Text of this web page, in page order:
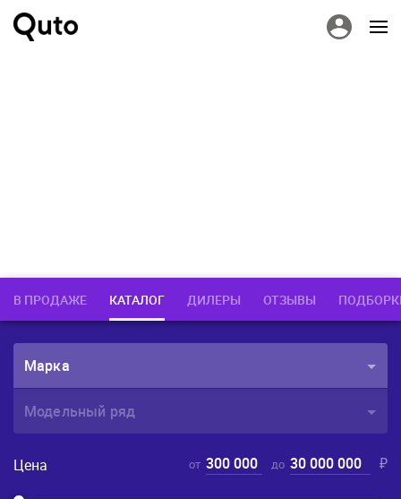
В ПРОДАЖЕ КАТАЛОГ ДИЛЕРЫ ОТЗЫВЫ
Марка
Модельный ряд
Цена от 300 000 до 30 000 000 ₽